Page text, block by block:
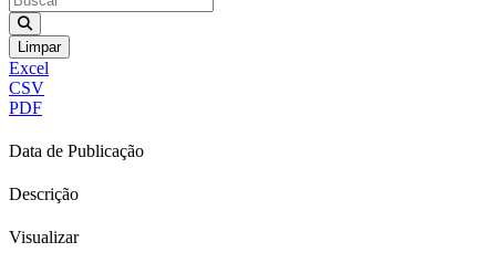
Limpar
Excel
CSV
PDF
Data de Publicação
Descrição
Visualizar